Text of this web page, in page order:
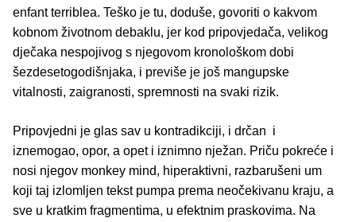
enfant terriblea. Teško je tu, doduše, govoriti o kakvom
kobnom životnom debaklu, jer kod pripovjedača, velikog
dječaka nespojivog s njegovom kronološkom dobi
šezdesetogodišnjaka, i previše je još mangupske
vitalnosti, zaigranosti, spremnosti na svaki rizik.
Pripovjedni je glas sav u kontradikciji, i drčan i
iznemogao, opor, a opet i iznimno nježan. Priču pokreće i
nosi njegov monkey mind, hiperaktivni, razbarušeni um
koji taj izlomljen tekst pumpa prema neočekivanu kraju, a
sve u kratkim fragmentima, u efektnim praskovima. Na